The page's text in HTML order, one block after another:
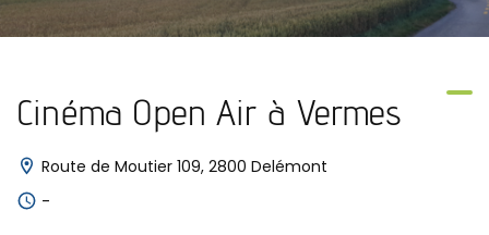
Cinéma Open Air à Vermes
Route de Moutier 109, 2800 Delémont
-